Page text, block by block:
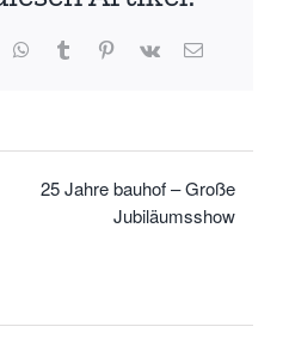
WhatsApp
TumblrPinterest
Vk
E-
25 Jahre bauhof – Große
Jubiläumsshow